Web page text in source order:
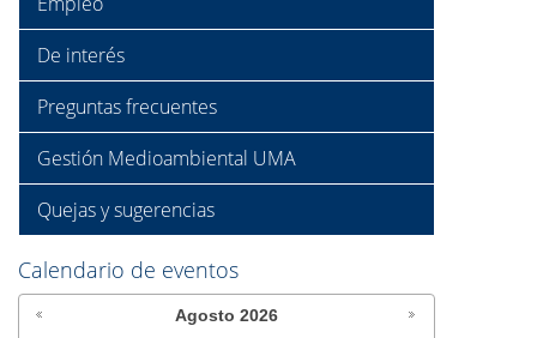
De interés
Preguntas frecuentes
Gestión Medioambiental UMA
Quejas y sugerencias
Calendario de eventos
Agosto 2026